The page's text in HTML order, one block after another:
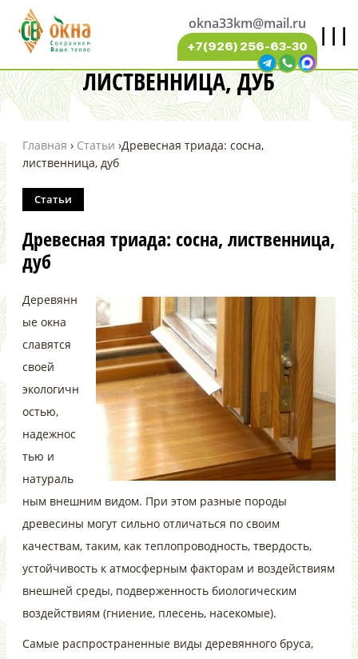
|||
okna33km@mail.ru
+7(926) 256-63-30
ДРЕВЕСНАЯ ТРИАДА: СОСНА,
ЛИСТВЕННИЦА, ДУБ
Главная › Статьи ›Древесная триада: сосна,
лиственница, дуб
Статьи
Древесная триада: сосна, лиственница,
дуб
Деревянн
ые окна
славятся
своей
экологичн
остью,
надежнос
тью и
натураль
ным внешним видом. При этом разные породы
древесины могут сильно отличаться по своим
качествам, таким, как теплопроводность, твердость,
устойчивость к атмосферным факторам и воздействиям
внешней среды, подверженность биологическим
воздействиям (гниение, плесень, насекомые).
Самые распространенные виды деревянного бруса,